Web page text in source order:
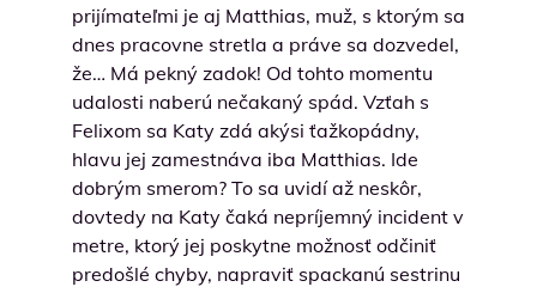
prijímateľmi je aj Matthias, muž, s ktorým sa
dnes pracovne stretla a práve sa dozvedel,
že… Má pekný zadok! Od tohto momentu
udalosti naberú nečakaný spád. Vzťah s
Felixom sa Katy zdá akýsi ťažkopádny,
hlavu jej zamestnáva iba Matthias. Ide
dobrým smerom? To sa uvidí až neskôr,
dovtedy na Katy čaká nepríjemný incident v
metre, ktorý jej poskytne možnosť odčiniť
predošlé chyby, napraviť spackanú sestrinu